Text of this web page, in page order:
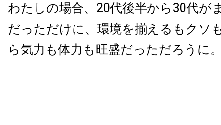
わたしの場合、20代後半から30代が
だっただけに、環境を揃えるもクソ
ら気力も体力も旺盛だっただろうに